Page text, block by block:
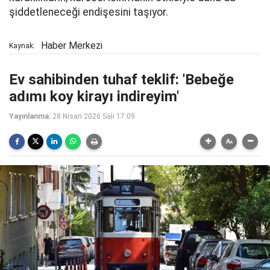
şiddetleneceği endişesini taşıyor.
Kaynak: Haber Merkezi
Ev sahibinden tuhaf teklif: 'Bebeğe
adımı koy kirayı indireyim'
Yayınlanma: 28 Nisan 2026 Salı 17:09